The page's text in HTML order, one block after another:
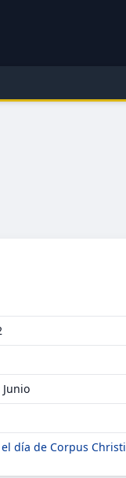
día de Corpus Christi